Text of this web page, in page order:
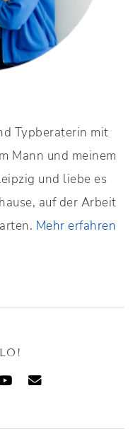
Typberaterin mit
Mann und meinem
und liebe es
auf der Arbeit
Mehr erfahren